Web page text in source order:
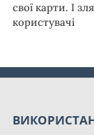
свої карти. І
користувачі